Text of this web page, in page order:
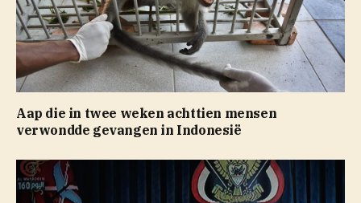
Aap die in twee weken achttien mensen
verwondde gevangen in Indonesië